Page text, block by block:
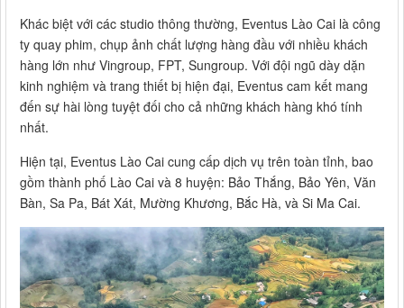
Khác biệt với các studio thông thường, Eventus Lào Cai là công
ty quay phim, chụp ảnh chất lượng hàng đầu với nhiều khách
hàng lớn như Vingroup, FPT, Sungroup. Với đội ngũ dày dặn
kinh nghiệm và trang thiết bị hiện đại, Eventus cam kết mang
đến sự hài lòng tuyệt đối cho cả những khách hàng khó tính
nhất.
Hiện tại, Eventus Lào Cai cung cấp dịch vụ trên toàn tỉnh, bao
gồm thành phố Lào Cai và 8 huyện: Bảo Thắng, Bảo Yên, Văn
Bàn, Sa Pa, Bát Xát, Mường Khương, Bắc Hà, và Si Ma Cai.